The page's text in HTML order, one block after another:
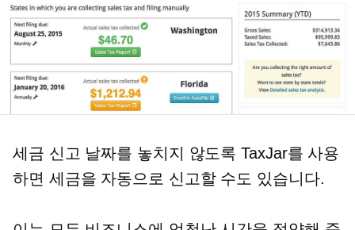
세금 신고 날짜를 놓치지 않도록 TaxJar를 사용
하면 세금을 자동으로 신고할 수도 있습니다.